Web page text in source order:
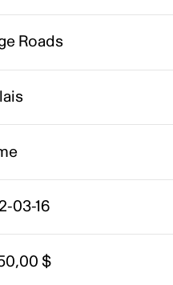
Roads
03-16
$